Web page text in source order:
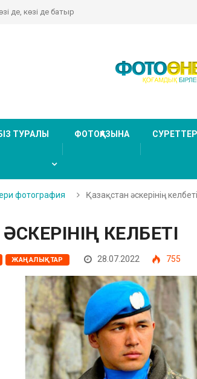
де, көзі де батырАбайдың туған жері
БІЗ ТУРАЛЫ ФОТОҚАЗЫНА
фотография Қазақстан әскерінің келбеті
ӘСКЕРІНІҢ КЕЛБЕТІ
ЖАҢАЛЫҚТАР 28.07.2022 755